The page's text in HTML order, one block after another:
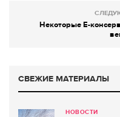
Некоторые Е-
СВЕЖИЕ МАТЕРИАЛЫ
НОВОСТИ